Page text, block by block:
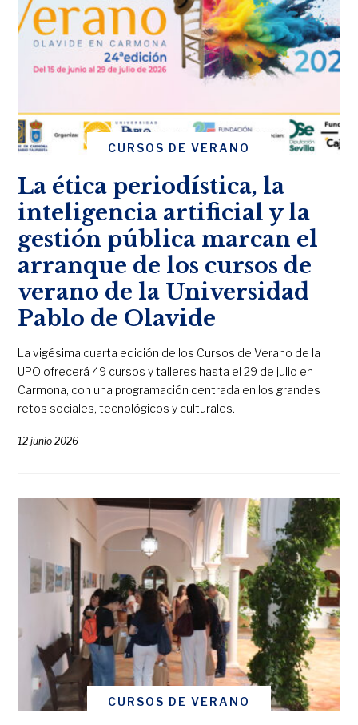
CURSOS DE VERANO
La ética periodística, la
inteligencia artificial y la
gestión pública marcan el
arranque de los cursos de
verano de la Universidad
Pablo de Olavide
La vigésima cuarta edición de los Cursos de Verano de la
UPO ofrecerá 49 cursos y talleres hasta el 29 de julio en
Carmona, con una programación centrada en los grandes
retos sociales, tecnológicos y culturales.
12 junio 2026
CURSOS DE VERANO